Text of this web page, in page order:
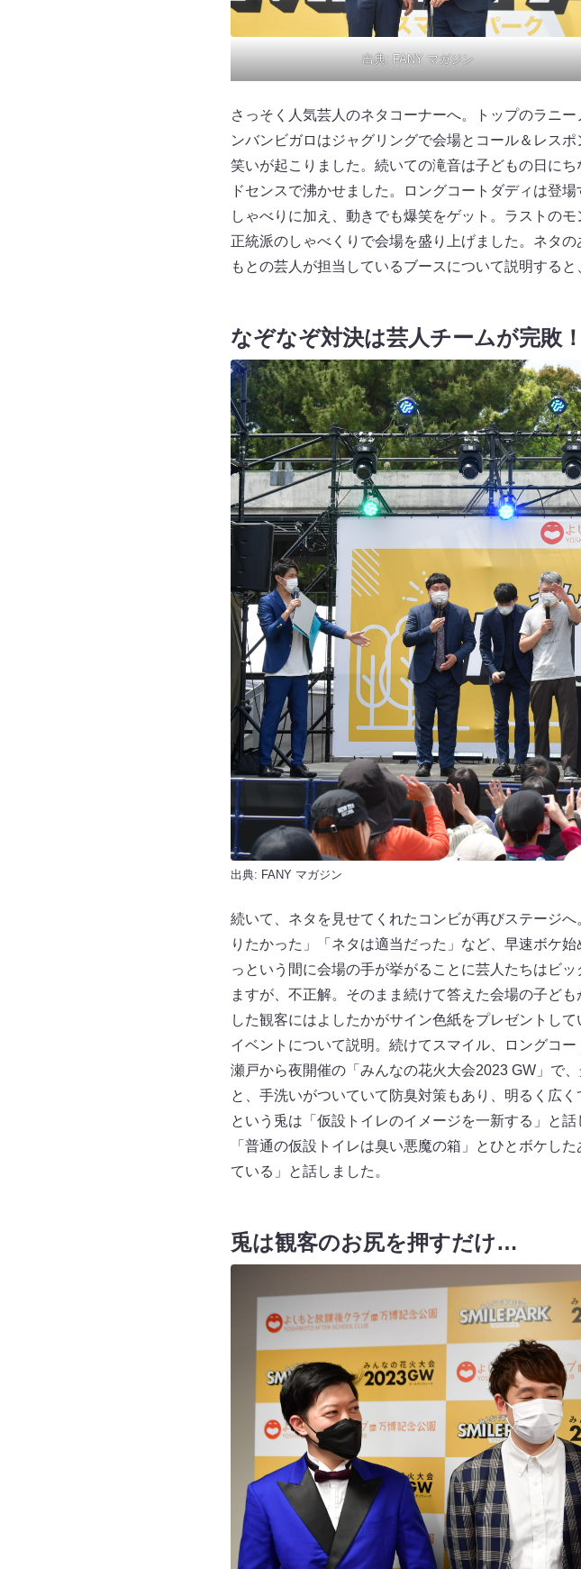
出典: FANY マガジン
さっそく人気芸人のネタコーナーへ。トップのラニ
ンバンビガロはジャグリングで会場とコール＆レス
笑いが起こりました。続いての滝音は子どもの日に
ドセンスで沸かせました。ロングコートダディは登
しゃべりに加え、動きでも爆笑をゲット。ラストの
正統派のしゃべくりで会場を盛り上げました。ネタ
もとの芸人が担当しているブースについて説明する
なぞなぞ対決は芸人チームが完敗！
出典: FANY マガジン
続いて、ネタを見せてくれたコンビが再びステージ
りたかった」「ネタは適当だった」など、早速ボケ
っという間に会場の手が挙がることに芸人たちはビ
ますが、不正解。そのまま続けて答えた会場の子ど
した観客にはよしたかがサイン色紙をプレゼントし
イベントについて説明。続けてスマイル、ロングコ
瀬戸から夜開催の「みんなの花火大会2023 GW」で
と、手洗いがついていて防臭対策もあり、明るく広
という兎は「仮設トイレのイメージを一新する」と
「普通の仮設トイレは臭い悪魔の箱」とひとボケし
ている」と話しました。
兎は観客のお尻を押すだけ…